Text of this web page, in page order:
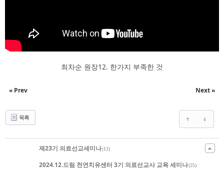
최차순 원장12. 한가지 부족한 것
« Prev Next »
목록
제23기 의료선교세미나(12)
2024.12.드림 천연치유센터 3기 의료선교사 교육 세미나(25)